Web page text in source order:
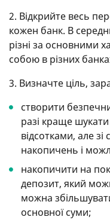
2. Відкрийте весь
кожен банк. В
різні за основними
собою в різних
3. Визначте ціль,
створити
разі краще
відсотками, але
накопичень і
накопичити на
депозит, який
можна
основної суми;